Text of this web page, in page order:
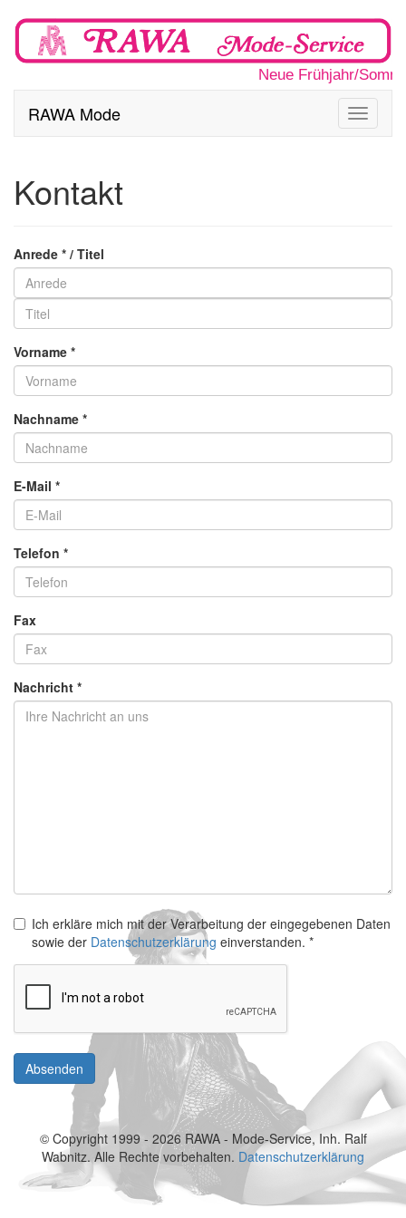
Neue Frühjahr/
Toggle
RAWA Mode
Kontakt
Anrede * / Titel
Vorname *
Nachname *
E-Mail *
Telefon *
Fax
Nachricht *
Ich erkläre mich mit der Verarbeitung der eingegebenen Daten
sowie der Datenschutzerklärung einverstanden. *
© Copyright 1999 - 2026 RAWA - Mode-Service, Inh. Ralf
Wabnitz. Alle Rechte vorbehalten. Datenschutzerklärung